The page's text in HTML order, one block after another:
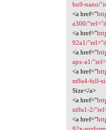
bu9-nano/
<a href="
a300/
<a href="
92a1/
<a href="
apx-a1/
<a href="
m9a4-full-
Size</a>
<a href="
m9a1-2/
<a href="